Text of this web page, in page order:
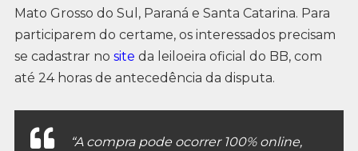
Mato Grosso do Sul, Paraná e Santa Catarina. Para
participarem do certame, os interessados precisam
se cadastrar no site da leiloeira oficial do BB, com
até 24 horas de antecedência da disputa.
“A compra pode ocorrer 100% online,